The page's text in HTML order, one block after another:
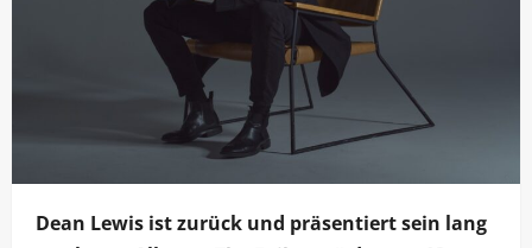
Dean Lewis ist zurück und präsentiert sein lang